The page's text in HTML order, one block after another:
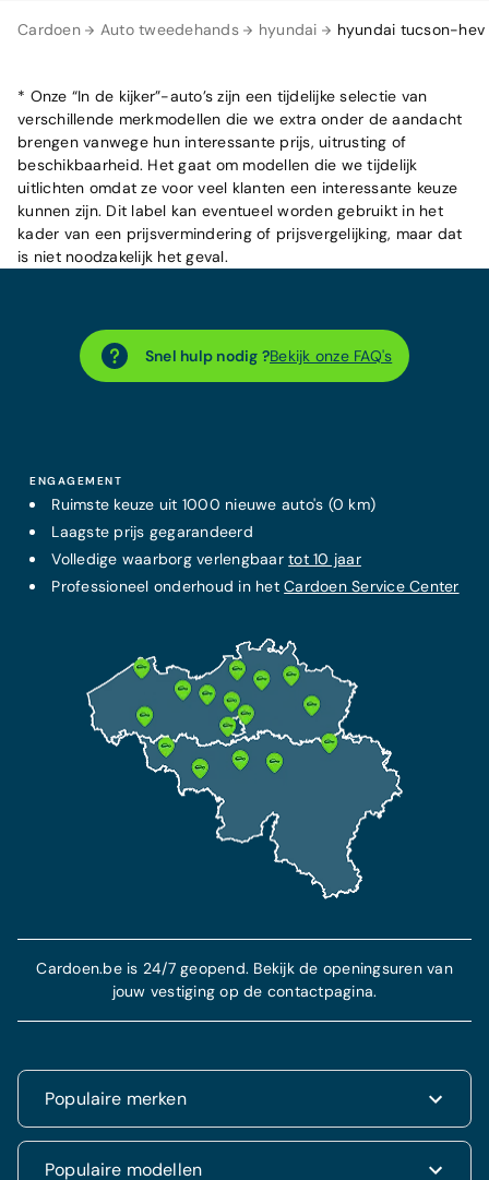
Cardoen Auto tweedehands hyundai hyundai tucson-hev
* Onze “In de kijker”-auto’s zijn een tijdelijke selectie van
verschillende merkmodellen die we extra onder de aandacht
brengen vanwege hun interessante prijs, uitrusting of
beschikbaarheid. Het gaat om modellen die we tijdelijk
uitlichten omdat ze voor veel klanten een interessante keuze
kunnen zijn. Dit label kan eventueel worden gebruikt in het
kader van een prijsvermindering of prijsvergelijking, maar dat
is niet noodzakelijk het geval.
Snel hulp nodig ?Bekijk onze FAQ's
ENGAGEMENT
Ruimste keuze uit 1000 nieuwe auto's (0 km)
Laagste prijs gegarandeerd
Volledige waarborg verlengbaartot 10 jaar
Professioneel onderhoud in hetCardoen Service Center
Populaire merken
Renault
Populaire modellen
Cardoen.be is 24/7 geopend. Bekijk de openingsuren van
jouw vestiging op de contactpagina.